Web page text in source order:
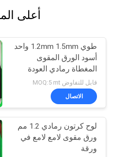
أعلى
طوي 1.2mm 1.5mm واحد
أسود الورق المقوى
المغطاة رمادي العودة
لصندوق الهدايا
قابل للتفاوض MOQ:5 mt
الاتصال
لوح كرتون رمادي 1.2 مم
ورق مقوى لامع لامع في
ورقة